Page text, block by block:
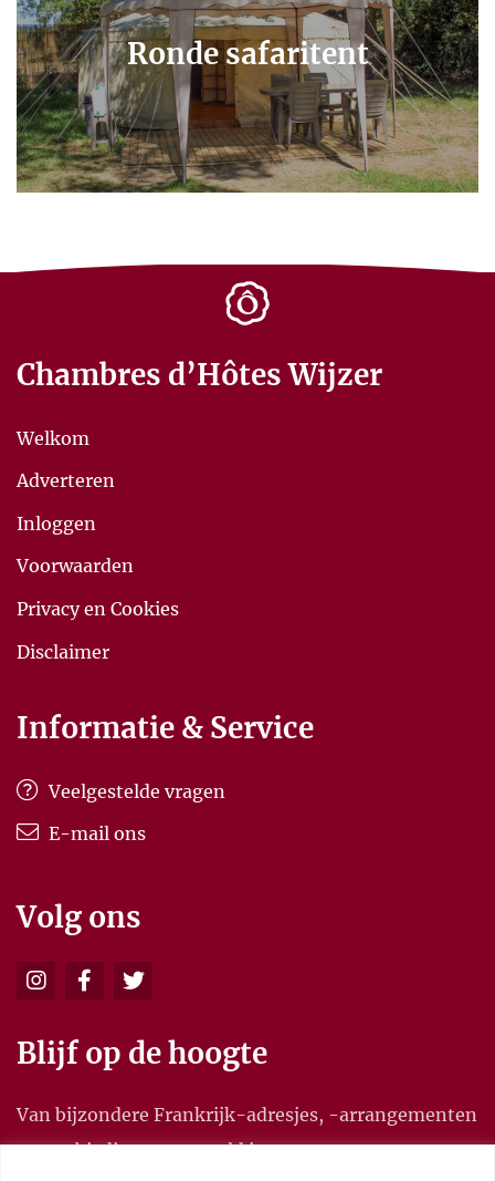
Ronde safaritent
Chambres d’Hôtes Wijzer
Welkom
Adverteren
Inloggen
Voorwaarden
Privacy en Cookies
Disclaimer
Informatie & Service
Veelgestelde vragen
E-mail ons
Volg ons
Blijf op de hoogte
Van bijzondere Frankrijk-adresjes, -arrangementen
en aanbiedingen, en meld je aan voor onze